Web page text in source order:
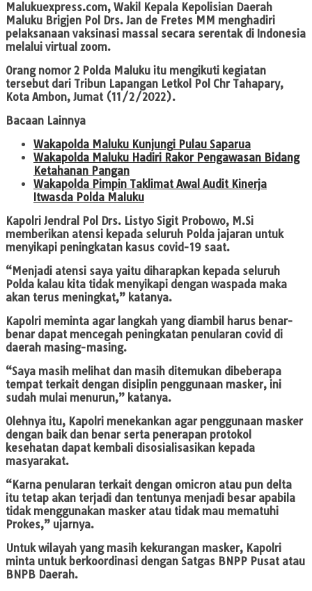
Malukuexpress.com, Wakil Kepala Kepolisian Daerah
Maluku Brigjen Pol Drs. Jan de Fretes MM menghadiri
pelaksanaan vaksinasi massal secara serentak di Indonesia
melalui virtual zoom.
Orang nomor 2 Polda Maluku itu mengikuti kegiatan
tersebut dari Tribun Lapangan Letkol Pol Chr Tahapary,
Kota Ambon, Jumat (11/2/2022).
Bacaan Lainnya
Wakapolda Maluku Kunjungi Pulau Saparua
Wakapolda Maluku Hadiri Rakor Pengawasan Bidang
Ketahanan Pangan
Wakapolda Pimpin Taklimat Awal Audit Kinerja
Itwasda Polda Maluku
Kapolri Jendral Pol Drs. Listyo Sigit Probowo, M.Si
memberikan atensi kepada seluruh Polda jajaran untuk
menyikapi peningkatan kasus covid-19 saat.
“Menjadi atensi saya yaitu diharapkan kepada seluruh
Polda kalau kita tidak menyikapi dengan waspada maka
akan terus meningkat,” katanya.
Kapolri meminta agar langkah yang diambil harus benar-
benar dapat mencegah peningkatan penularan covid di
daerah masing-masing.
“Saya masih melihat dan masih ditemukan dibeberapa
tempat terkait dengan disiplin penggunaan masker, ini
sudah mulai menurun,” katanya.
Olehnya itu, Kapolri menekankan agar penggunaan masker
dengan baik dan benar serta penerapan protokol
kesehatan dapat kembali disosialisasikan kepada
masyarakat.
“Karna penularan terkait dengan omicron atau pun delta
itu tetap akan terjadi dan tentunya menjadi besar apabila
tidak menggunakan masker atau tidak mau mematuhi
Prokes,” ujarnya.
Untuk wilayah yang masih kekurangan masker, Kapolri
minta untuk berkoordinasi dengan Satgas BNPP Pusat atau
BNPB Daerah.